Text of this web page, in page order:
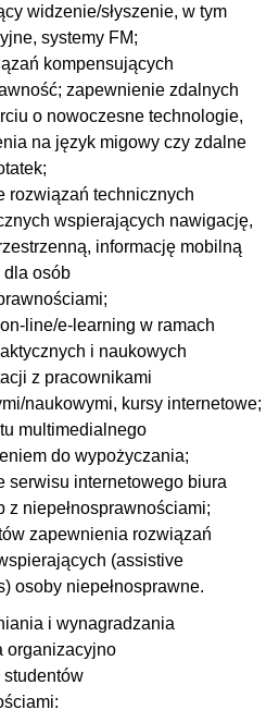
widzenie/słyszenie, w tym
systemy FM;
kompensujących
zapewnienie zdalnych
o nowoczesne technologie,
na język migowy czy zdalne
rozwiązań technicznych
wspierających nawigację,
informację mobilną
dla osób
line/e-learning w ramach
i naukowych
z pracownikami
naukowymi, kursy internetowe;
multimedialnego
do wypożyczania;
serwisu internetowego biura
z niepełnosprawnościami;
zapewnienia rozwiązań
(assistive
osoby niepełnosprawne.
i wynagradzania
organizacyjno